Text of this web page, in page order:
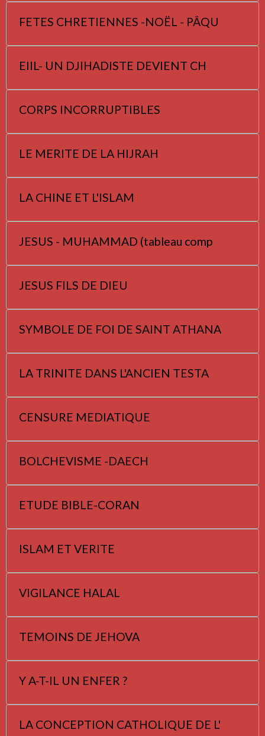
FETES CHRETIENNES -NOËL - PÂQU
EIIL- UN DJIHADISTE DEVIENT CH
CORPS INCORRUPTIBLES
LE MERITE DE LA HIJRAH
LA CHINE ET L'ISLAM
JESUS - MUHAMMAD (tableau comp
JESUS FILS DE DIEU
SYMBOLE DE FOI DE SAINT ATHANA
LA TRINITE DANS L'ANCIEN TESTA
CENSURE MEDIATIQUE
BOLCHEVISME -DAECH
ETUDE BIBLE-CORAN
ISLAM ET VERITE
VIGILANCE HALAL
TEMOINS DE JEHOVA
Y A-T-IL UN ENFER ?
LA CONCEPTION CATHOLIQUE DE L'